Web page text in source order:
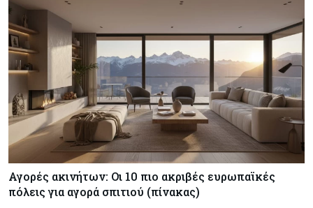
Αγορές ακινήτων: Οι 10 πιο ακριβές ευρωπαϊκές
πόλεις για αγορά σπιτιού (πίνακας)